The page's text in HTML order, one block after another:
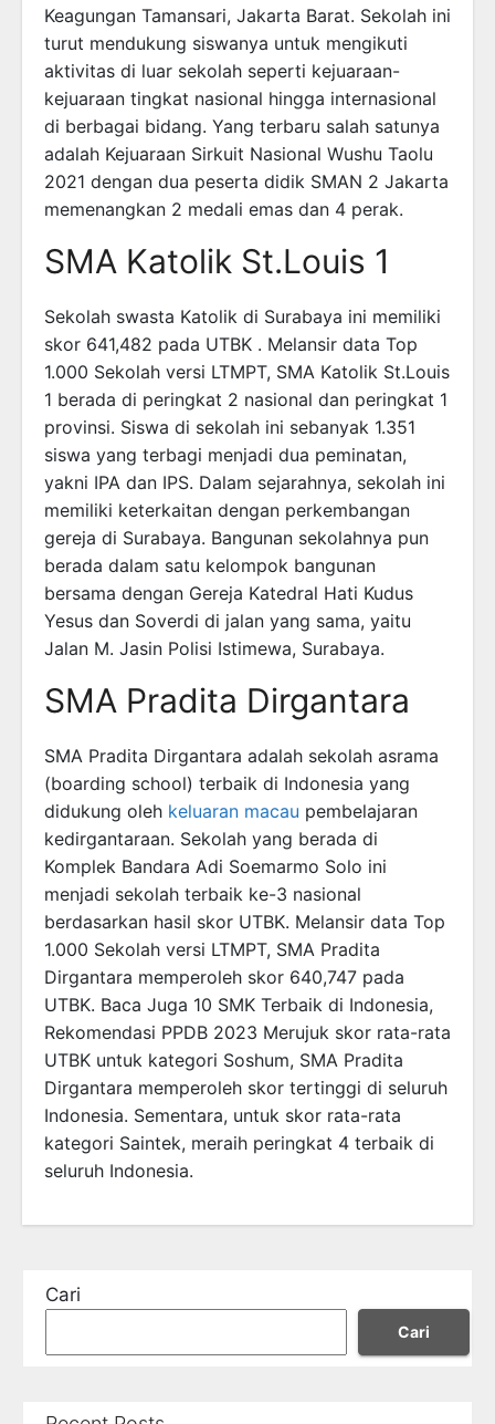
Keagungan Tamansari, Jakarta Barat. Sekolah ini
turut mendukung siswanya untuk mengikuti
aktivitas di luar sekolah seperti kejuaraan-
kejuaraan tingkat nasional hingga internasional
di berbagai bidang. Yang terbaru salah satunya
adalah Kejuaraan Sirkuit Nasional Wushu Taolu
2021 dengan dua peserta didik SMAN 2 Jakarta
memenangkan 2 medali emas dan 4 perak.
SMA Katolik St.Louis 1
Sekolah swasta Katolik di Surabaya ini memiliki
skor 641,482 pada UTBK . Melansir data Top
1.000 Sekolah versi LTMPT, SMA Katolik St.Louis
1 berada di peringkat 2 nasional dan peringkat 1
provinsi. Siswa di sekolah ini sebanyak 1.351
siswa yang terbagi menjadi dua peminatan,
yakni IPA dan IPS. Dalam sejarahnya, sekolah ini
memiliki keterkaitan dengan perkembangan
gereja di Surabaya. Bangunan sekolahnya pun
berada dalam satu kelompok bangunan
bersama dengan Gereja Katedral Hati Kudus
Yesus dan Soverdi di jalan yang sama, yaitu
Jalan M. Jasin Polisi Istimewa, Surabaya.
SMA Pradita Dirgantara
SMA Pradita Dirgantara adalah sekolah asrama
(boarding school) terbaik di Indonesia yang
didukung oleh keluaran macau pembelajaran
kedirgantaraan. Sekolah yang berada di
Komplek Bandara Adi Soemarmo Solo ini
menjadi sekolah terbaik ke-3 nasional
berdasarkan hasil skor UTBK. Melansir data Top
1.000 Sekolah versi LTMPT, SMA Pradita
Dirgantara memperoleh skor 640,747 pada
UTBK. Baca Juga 10 SMK Terbaik di Indonesia,
Rekomendasi PPDB 2023 Merujuk skor rata-rata
UTBK untuk kategori Soshum, SMA Pradita
Dirgantara memperoleh skor tertinggi di seluruh
Indonesia. Sementara, untuk skor rata-rata
kategori Saintek, meraih peringkat 4 terbaik di
seluruh Indonesia.
Cari
Cari